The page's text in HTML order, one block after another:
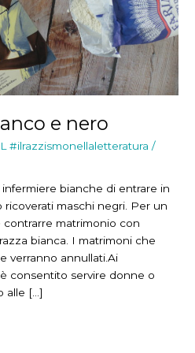
e nero
#ilrazzismonellaletteratura /
bianche di entrare in
maschi negri. Per un
matrimonio con
bianca. I matrimoni che
verranno annullati.Ai
consentito servire donne o
alle […]